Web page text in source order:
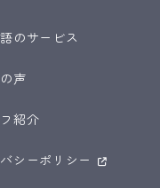
のサービス
声
紹介
シーポリシー